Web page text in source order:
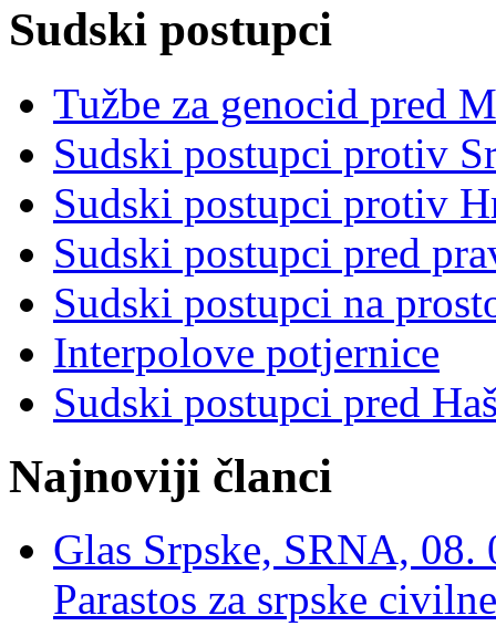
Sudski postupci
Tužbe za genocid pred
Sudski postupci protiv
Sudski postupci protiv
Sudski postupci pred
Sudski postupci na
Interpolove potjernice
Sudski postupci pred
Najnoviji članci
Glas Srpske, SRNA,
Parastos za srpske